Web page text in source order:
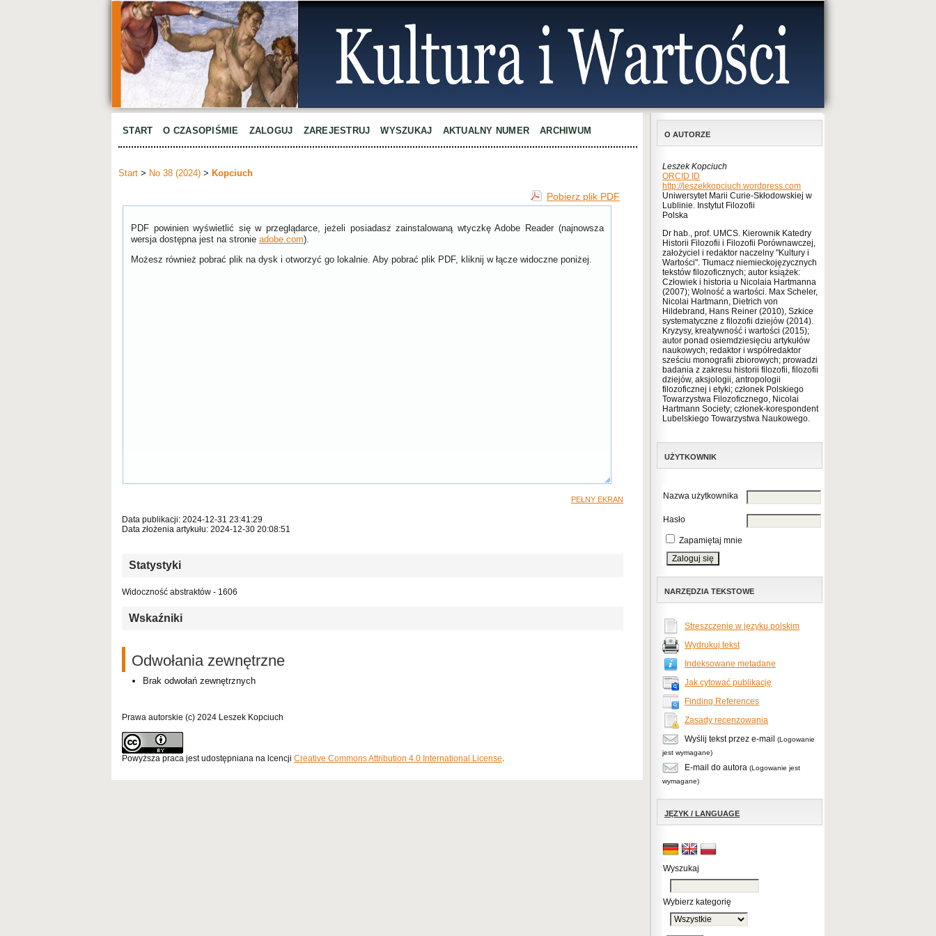
O AUTORZE
Leszek Kopciuch
ORCID ID
http://leszekkopciuch.wordpress.com
Uniwersytet Marii Curie-Skłodowskiej w
Lublinie. Instytut Filozofii
Polska
Dr hab., prof. UMCS. Kierownik Katedry
Historii Filozofii i Filozofii Porównawczej,
założyciel i redaktor naczelny "Kultury i
Wartości". Tłumacz niemieckojęzycznych
tekstów filozoficznych; autor książek:
Człowiek i historia u Nicolaia Hartmanna
(2007); Wolność a wartości. Max Scheler,
Nicolai Hartmann, Dietrich von
Hildebrand, Hans Reiner (2010), Szkice
systematyczne z filozofii dziejów (2014).
Kryzysy, kreatywność i wartości (2015);
autor ponad osiemdziesięciu artykułów
naukowych; redaktor i współredaktor
sześciu monografii zbiorowych; prowadzi
badania z zakresu historii filozofii, filozofii
dziejów, aksjologii, antropologii
filozoficznej i etyki; członek Polskiego
Towarzystwa Filozoficznego, Nicolai
Hartmann Society; członek-korespondent
Lubelskiego Towarzystwa Naukowego.
UŻYTKOWNIK
Nazwa użytkownika
Hasło
Zapamiętaj mnie
NARZĘDZIA TEKSTOWE
Streszczenie w języku polskim
Wydrukuj tekst
Indeksowane metadane
Jak cytować publikację
Finding References
Zasady recenzowania
Wyślij tekst przez e-mail
(Logowanie
jest wymagane)
E-mail do autora (Logowanie jest
wymagane)
JĘZYK / LANGUAGE
Wyszukaj
Wybierz kategorię
START O CZASOPIŚMIE ZALOGUJ ZAREJESTRUJ WYSZUKAJ AKTUALNY NUMER ARCHIWUM
Start > No 38 (2024) > Kopciuch
Pobierz plik PDF
PDF powinien wyświetlić się w przeglądarce, jeżeli posiadasz zainstalowaną wtyczkę Adobe Reader (najnowsza
wersja dostępna jest na stronie adobe.com).
Możesz również pobrać plik na dysk i otworzyć go lokalnie. Aby pobrać plik PDF, kliknij w łącze widoczne poniżej.
PEŁNY EKRAN
Data publikacji: 2024-12-31 23:41:29
Data złożenia artykułu: 2024-12-30 20:08:51
Statystyki
Widoczność abstraktów - 1606
Wskaźniki
Odwołania zewnętrzne
Brak odwołań zewnętrznych
Prawa autorskie (c) 2024 Leszek Kopciuch
Powyższa praca jest udostępniana na lcencji Creative Commons Attribution 4.0 International License.